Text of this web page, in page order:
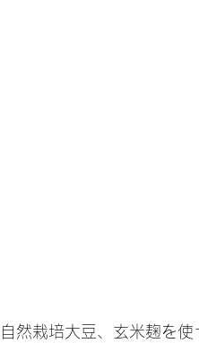
自然栽培大豆、玄米麹を